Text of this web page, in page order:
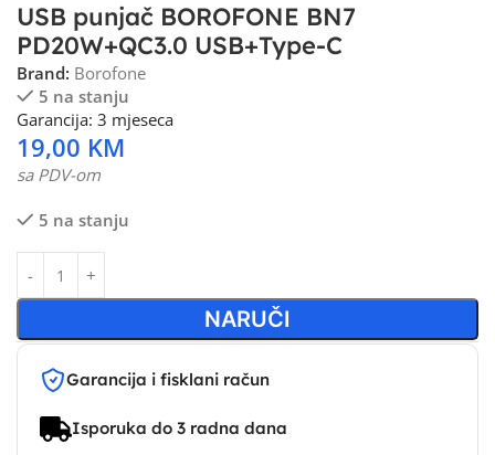
USB punjač BOROFONE BN7
PD20W+QC3.0 USB+Type-C
Brand: Borofone
5 na stanju
Garancija: 3 mjeseca
19,00 KM
sa PDV-om
5 na stanju
NARUČI
Garancija i fisklani račun
Isporuka do 3 radna dana